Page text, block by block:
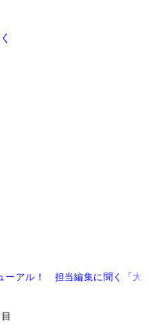
ーアル！ 担当編集に聞く「大